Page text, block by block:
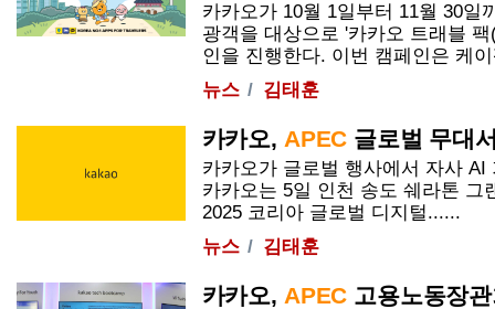
카카오가 10월 1일부터 11월 30일
광객을 대상으로 '카카오 트래블
인을 진행한다. 이번 캠페인은 케
뉴스
김태훈
카카오, APEC 글로벌 무대
카카오가 글로벌 행사에서 자사
카카오는 5일 인천 송도 쉐라톤 그
2025 코리아 글로벌 디지털......
뉴스
김태훈
카카오, APEC 고용노동장